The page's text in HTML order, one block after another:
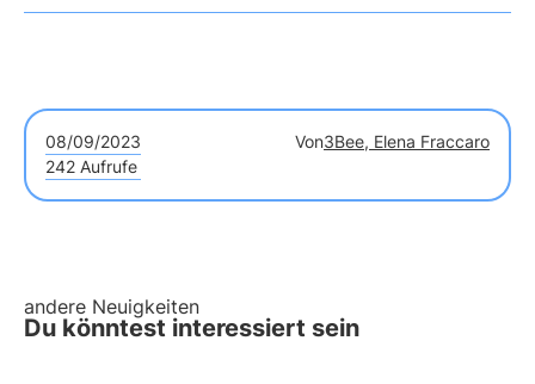
08/09/2023 Von3Bee, Elena Fraccaro
242 Aufrufe
andere Neuigkeiten
Du könntest interessiert sein